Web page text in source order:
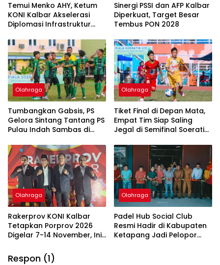
Temui Menko AHY, Ketum
KONI Kalbar Akselerasi
Diplomasi Infrastruktur
Sinergi PSSI dan AFP Kalbar
Diperkuat, Target Besar
Tembus PON 2028
Olahraga
Tumbangkan Gabsis, PS
Gelora Sintang Tantang PS
Pulau Indah Sambas di
Kalbar 2026
Olahraga
Tiket Final di Depan Mata,
Empat Tim Siap Saling
Jegal di Semifinal Soeratin
Olahraga
Rakerprov KONI Kalbar
Tetapkan Porprov 2026
Digelar 7-14 November, Ini
Olahraga
Padel Hub Social Club
Resmi Hadir di Kabupaten
Ketapang Jadi Pelopor
Respon (1)